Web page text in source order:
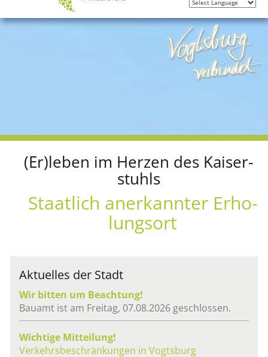
(Er)leben im Her­zen des Kai­ser­
stuhls
Staat­lich an­er­kann­ter Er­ho­
lungs­ort
Ak­tu­el­les der Stadt
Wir bit­ten um Be­ach­tung!
Bau­amt ist am Frei­tag, 07.08.2026 ge­schlos­sen.
Wich­ti­ge Mit­tei­lung!
Ver­kehrs­be­schrän­kun­gen in Vogts­burg